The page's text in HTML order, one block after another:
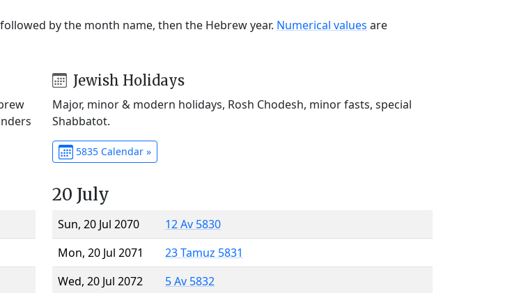
by the month name, then the Hebrew year. Numerical values are
Jewish Holidays
Major, minor & modern holidays, Rosh Chodesh, minor fasts, special
Shabbatot.
5835 Calendar »
20 July
Sun, 20 Jul 2070
12 Av 5830
Mon, 20 Jul 2071
23 Tamuz 5831
Wed, 20 Jul 2072
5 Av 5832